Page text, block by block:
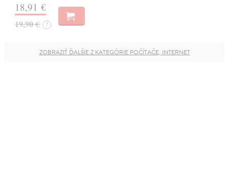
18,91 €
19,90 € ?
ZOBRAZIŤ ĎALŠIE Z KATEGÓRIE POČÍTAČE, INTERNET